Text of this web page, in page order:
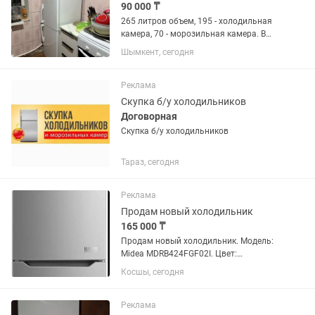
90 000 ₸
265 литров объем, 195 - холодильная
камера, 70 - морозильная камера. В
отличном состоянии, был куплен в
2025 году, гарантия ещё имеется, цена
Шымкент, сегодня
Реклама
Скупка б/у холодильников
Договорная
Скупка б/у холодильников
Тараз, сегодня
Реклама
Продам новый холодильник
165 000 ₸
Продам новый холодильник. Модель:
Midea MDRB424FGF02I. Цвет:
нержавеющая сталь. Можно
торговаться.
Косшы, сегодня
Реклама